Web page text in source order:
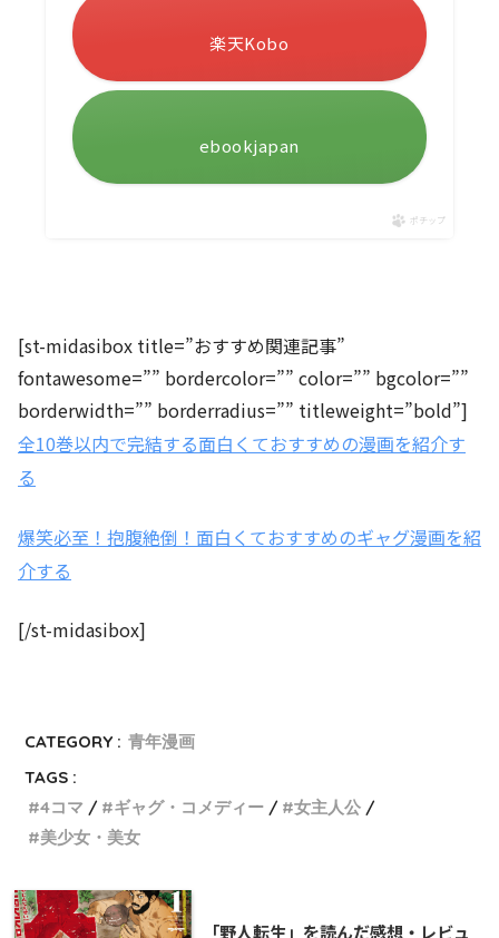
楽天Kobo
ebookjapan
ポチップ
[st-midasibox title=”おすすめ関連記事”
fontawesome=”” bordercolor=”” color=”” bgcolor=””
borderwidth=”” borderradius=”” titleweight=”bold”]
全10巻以内で完結する面白くておすすめの漫画を紹介す
る
爆笑必至！抱腹絶倒！面白くておすすめのギャグ漫画を紹
介する
[/st-midasibox]
CATEGORY : 青年漫画
TAGS :
4コマ
ギャグ・コメディー
女主人公
美少女・美女
「野人転生」を読んだ感想・レビュ